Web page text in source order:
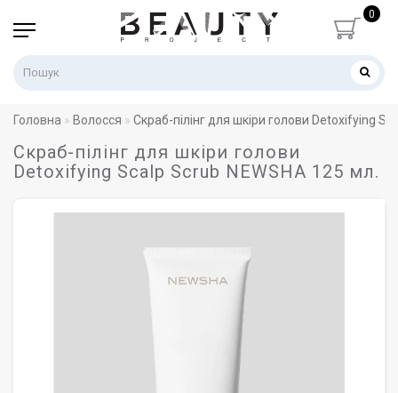
0
Головна Волосся Скраб-пілінг для шкіри голови Detoxifying
Скраб-пілінг для шкіри голови
Detoxifying Scalp Scrub NEWSHA 125 мл.